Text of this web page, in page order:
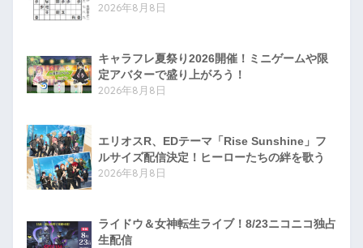
2026年8月8日
キャラフレ夏祭り2026開催！ミニゲームや限
定アバターで盛り上がろう！
2026年8月8日
エリオスR、EDテーマ「Rise Sunshine」フ
ルサイズ配信決定！ヒーローたちの絆を歌う
2026年8月8日
ライドウ＆女神転生ライブ！8/23ニコニコ独占
生配信